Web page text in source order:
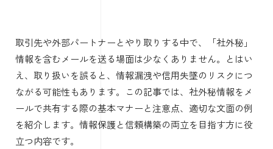
取引先や外部パートナーとやり取りする中で、「社外秘」
情報を含むメールを送る場面は少なくありません。とはい
え、取り扱いを誤ると、情報漏洩や信用失墜のリスクにつ
ながる可能性もあります。この記事では、社外秘情報をメ
ールで共有する際の基本マナーと注意点、適切な文面の例
を紹介します。情報保護と信頼構築の両立を目指す方に役
立つ内容です。